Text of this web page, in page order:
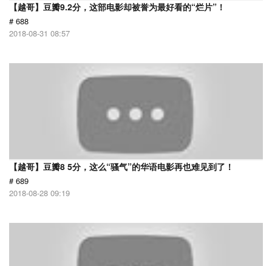
【越哥】豆瓣9.2分，这部电影却被誉为最好看的“烂片”！
# 688
2018-08-31 08:57
【越哥】豆瓣8 5分，这么“骚气”的华语电影再也难见到了！
# 689
2018-08-28 09:19